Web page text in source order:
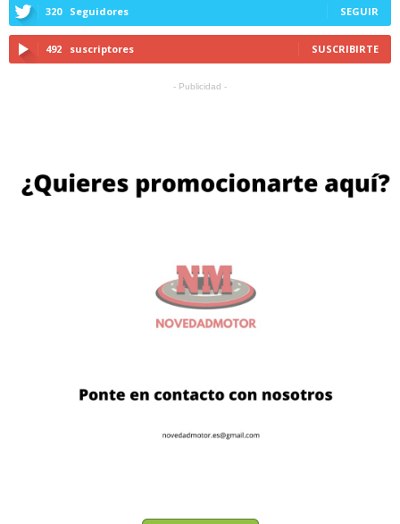
320 Seguidores SEGUIR
492 suscriptores SUSCRIBIRTE
- Publicidad -